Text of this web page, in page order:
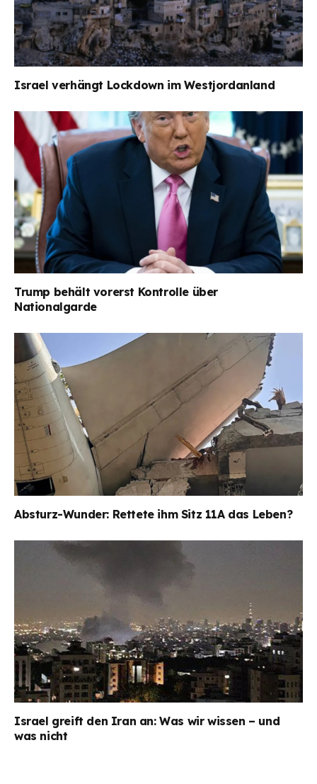
Israel verhängt Lockdown im Westjordanland
Trump behält vorerst Kontrolle über
Nationalgarde
Absturz-Wunder: Rettete ihm Sitz 11A das Leben?
Israel greift den Iran an: Was wir wissen – und
was nicht